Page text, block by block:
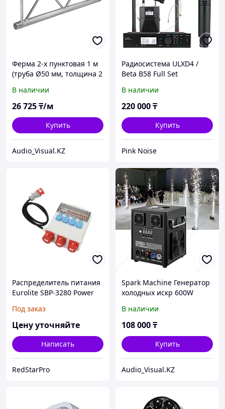
Ферма 2-х пунктовая 1 м
(труба Ø50 мм, толщина 2
В наличии
26 725₸/м
Купить
Audio_Visual.KZ
Радиосистема ULXD4 /
Beta B58 Full Set
В наличии
220 000₸
Купить
Pink Noise
Распределитель питания
Eurolite SBP-3280 Power
Под заказ
Цену уточняйте
Написать
RedStarPro
Spark Machine Генератор
холодных искр 600W
В наличии
108 000₸
Купить
Audio_Visual.KZ